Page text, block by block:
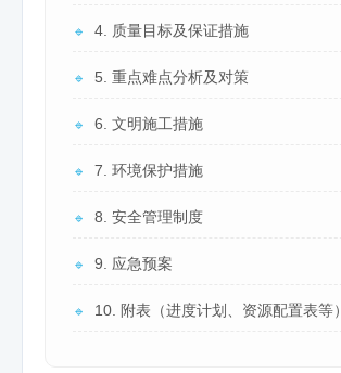
🔹 4. 质量目标及保证措施
🔹 5. 重点难点分析及对策
🔹 6. 文明施工措施
🔹 7. 环境保护措施
🔹 8. 安全管理制度
🔹 9. 应急预案
🔹 10. 附表（进度计划、资源配置表等）